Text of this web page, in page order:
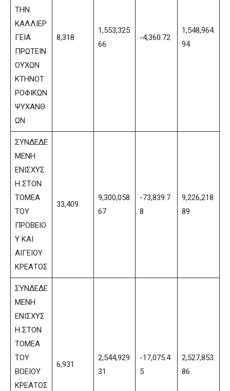
ΤΗΝ
ΚΑΛΛΙΕΡ
ΓΕΙΑ
ΠΡΩΤΕΙΝ
ΟΥΧΩΝ
ΚΤΗΝΟΤ
ΡΟΦΙΚΩΝ
ΨΥΧΑΝΘ
ΩΝ
8,318
1,553,325.
66
-4,360.72
1,548,964.
94
ΣΥΝΔΕΔΕ
ΜΕΝΗ
ΕΝΙΣΧΥΣ
Η ΣΤΟΝ
ΤΟΜΕΑ
ΤΟΥ
ΠΡΟΒΕΙΟ
Υ ΚΑΙ
ΑΙΓΕΙΟΥ
ΚΡΕΑΤΟΣ
33,409
9,300,058.
67
-73,839.7
8
9,226,218.
89
ΣΥΝΔΕΔΕ
ΜΕΝΗ
ΕΝΙΣΧΥΣ
Η ΣΤΟΝ
ΤΟΜΕΑ
ΤΟΥ
ΒΟΕΙΟΥ
ΚΡΕΑΤΟΣ
6,931
2,544,929.
31
-17,075.4
5
2,527,853.
86